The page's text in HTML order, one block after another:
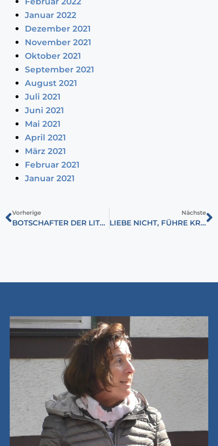
Januar 2022
Dezember 2021
November 2021
Oktober 2021
September 2021
August 2021
Juli 2021
Juni 2021
Mai 2021
April 2021
März 2021
Februar 2021
Januar 2021
Vorherige
BOTSCHAFTER DER LITURGISCHEN JÜDISCHEN MUSIK: ANDOR IZSÁK
Nächste
LIEBE NICHT, FÜHRE KRIEG!